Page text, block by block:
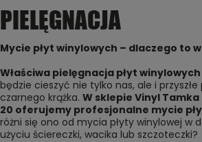
PIELĘGNACJA
Mycie płyt winylowych – dlaczego to
Właściwa pielęgnacja płyt winylowych
będzie cieszyć nie tylko nas, ale i
czarnego krążka. W sklepie Vinyl
20 oferujemy profesjonalne mycie
różni się ono od mycia płyty winylowej w
użyciu ściereczki, wacika lub szczoteczki?